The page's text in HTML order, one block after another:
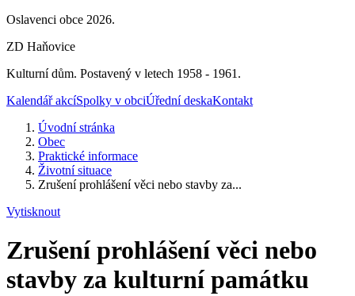
Oslavenci obce 2026.
ZD Haňovice
Kulturní dům. Postavený v letech 1958 - 1961.
Kalendář akcíSpolky v obciÚřední deskaKontakt
Úvodní stránka
Obec
Praktické informace
Životní situace
Zrušení prohlášení věci nebo stavby za...
Vytisknout
Zrušení prohlášení věci nebo
stavby za kulturní památku